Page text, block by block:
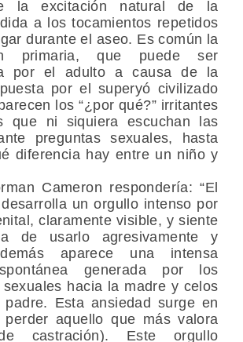
la excitación natural de la
a los tocamientos repetidos
durante el aseo. Es común la
primaria, que puede ser
por el adulto a causa de la
por el superyó civilizado
los “¿por qué?” irritantes
que ni siquiera escuchan las
preguntas sexuales, hasta
diferencia hay entre un niño y
Cameron respondería: “El
un orgullo intenso por
claramente visible, y siente
de usarlo agresivamente y
aparece una intensa
generada por los
hacia la madre y celos
padre. Esta ansiedad surge en
perder aquello que más valora
castración). Este orgullo